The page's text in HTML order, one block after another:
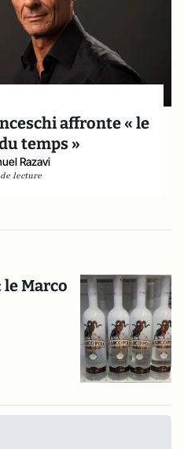
affronte « le
temps »
Razavi
lecture
Marco